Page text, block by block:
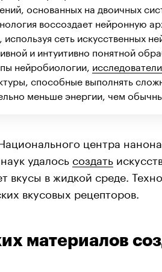
основанных на двоичных
воссоздает нейронную
используя сеть искусственных
и интуитивно понятной
нейробиологии,
способные выполнять
меньше энергии, чем
центра
удалось создать
вкусы в жидкой среде.
вкусовых рецепторов.
материалов